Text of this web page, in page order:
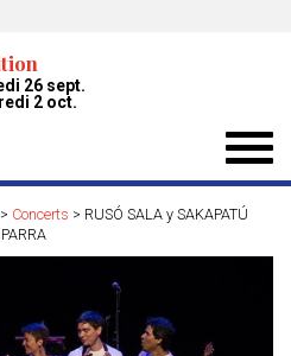
26 sept.
2 oct.
> Concerts > RUSÓ SALA y SAKAPATÚ